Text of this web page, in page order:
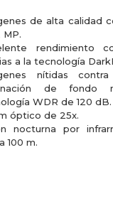
de alta calidad
rendimiento
a la tecnología
nítidas
de fondo
WDR de 120 dB.
óptico de 25x.
nocturna por
100 m.